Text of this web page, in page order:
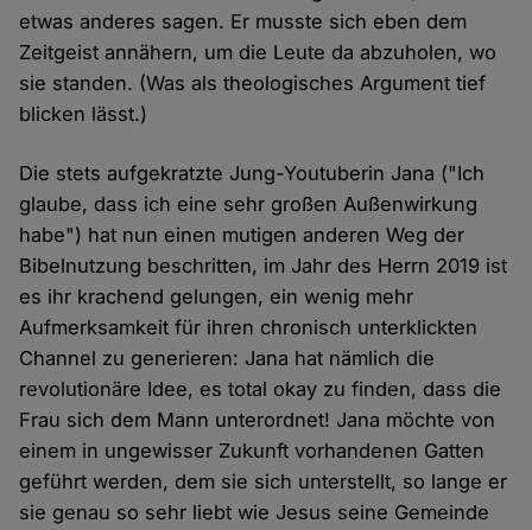
etwas anderes sagen. Er musste sich eben dem
Zeitgeist annähern, um die Leute da abzuholen, wo
sie standen. (Was als theologisches Argument tief
blicken lässt.)
Die stets aufgekratzte Jung-Youtuberin Jana ("Ich
glaube, dass ich eine sehr großen Außenwirkung
habe") hat nun einen mutigen anderen Weg der
Bibelnutzung beschritten, im Jahr des Herrn 2019 ist
es ihr krachend gelungen, ein wenig mehr
Aufmerksamkeit für ihren chronisch unterklickten
Channel zu generieren: Jana hat nämlich die
revolutionäre Idee, es total okay zu finden, dass die
Frau sich dem Mann unterordnet! Jana möchte von
einem in ungewisser Zukunft vorhandenen Gatten
geführt werden, dem sie sich unterstellt, so lange er
sie genau so sehr liebt wie Jesus seine Gemeinde